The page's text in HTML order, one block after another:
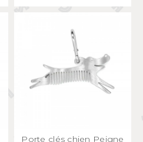
APERÇU RAPIDE
Porte clés chien Peigne